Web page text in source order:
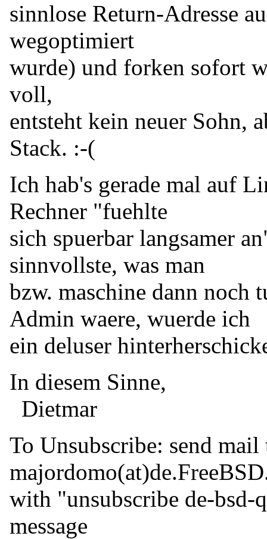
sinnlose Return-Adresse
wegoptimiert
wurde) und forken sofort
voll,
entsteht kein neuer Sohn,
Stack. :-(
Ich hab's gerade mal auf
Rechner "fuehlte
sich spuerbar langsamer
sinnvollste, was man
bzw. maschine dann noch
Admin waere, wuerde ich
ein deluser
In diesem Sinne,
Dietmar
To Unsubscribe: send mail
majordomo(at)de.
with "unsubscribe de-bsd-
message